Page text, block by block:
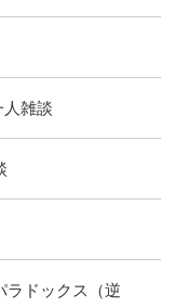
雑談
ラドックス（逆